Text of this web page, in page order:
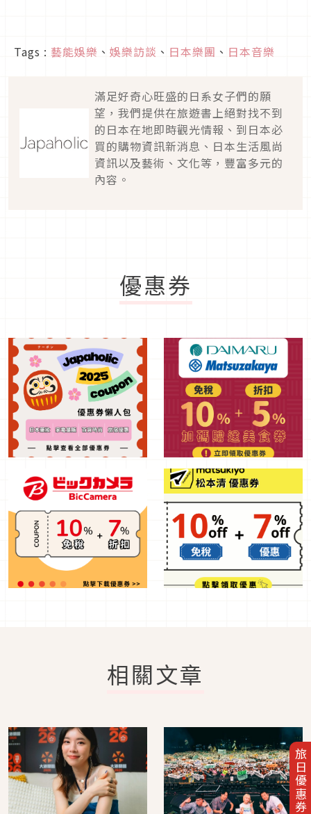
旅日優惠券
Tags : 藝能娛樂 、 娛樂訪談 、 日本樂團 、 日本音樂
滿足好奇心旺盛的日系女子們的願
望，我們提供在旅遊書上絕對找不到
的日本在地即時觀光情報、到日本必
買的購物資訊新消息、日本生活風尚
資訊以及藝術、文化等，豐富多元的
內容。
優惠券
相關文章